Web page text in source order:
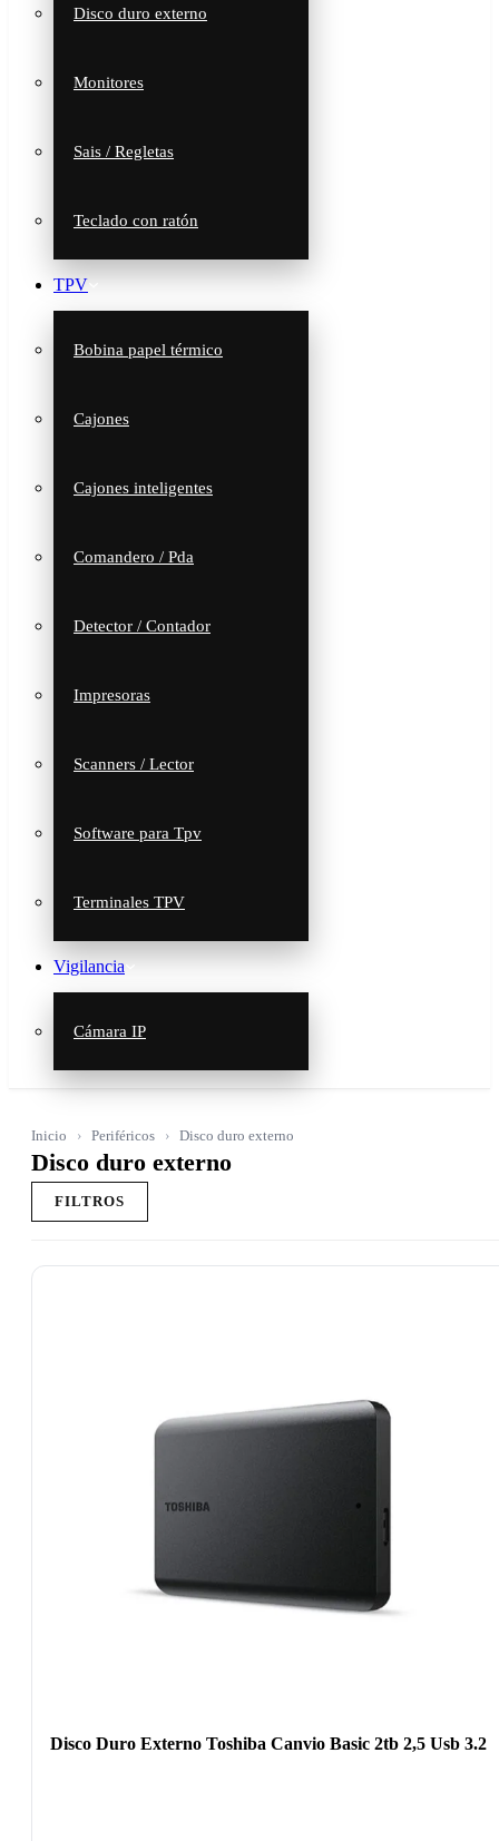
Disco duro externo
Monitores
Sais / Regletas
Teclado con ratón
TPV
Bobina papel térmico
Cajones
Cajones inteligentes
Comandero / Pda
Detector / Contador
Impresoras
Scanners / Lector
Software para Tpv
Terminales TPV
Vigilancia
Cámara IP
Inicio Periféricos Disco duro externo
Disco duro externo
FILTROS
Disco Duro Externo Toshiba Canvio Basic 2tb 2,5 Usb 3.2